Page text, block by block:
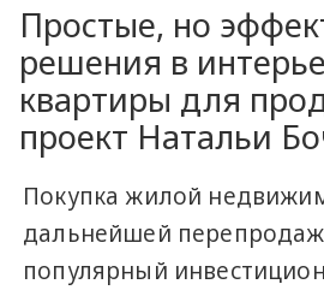
Простые, но
решения в
квартиры для
проект Натальи
Покупка жилой
дальнейшей
популярный